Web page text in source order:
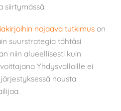
siirtymässä.
nojaava tutkimus on
suurstrategia tähtäsi
niin alueellisesti kuin
Yhdysvalloille ei
nousta